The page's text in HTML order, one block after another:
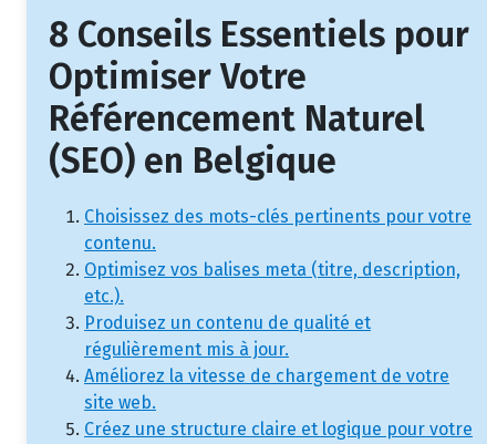
8 Conseils Essentiels pour
Optimiser Votre
Référencement Naturel
(SEO) en Belgique
Choisissez des mots-clés pertinents pour votre
contenu.
Optimisez vos balises meta (titre, description,
etc.).
Produisez un contenu de qualité et
régulièrement mis à jour.
Améliorez la vitesse de chargement de votre
site web.
Créez une structure claire et logique pour votre